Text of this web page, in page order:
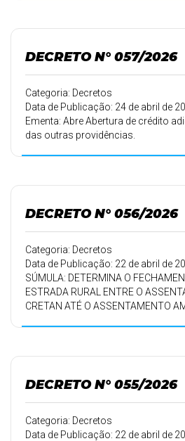
DECRETO N° 057/2026
Categoria: Decretos
Data de Publicação: 24 de abril de
Ementa: Abre Abertura de crédito
das outras providências.
DECRETO N° 056/2026
Categoria: Decretos
Data de Publicação: 22 de abril de
SÚMULA: DETERMINA O
ESTRADA RURAL ENTRE O
CRETAN ATÉ O ASSENTAMENTO
DECRETO N° 055/2026
Categoria: Decretos
Data de Publicação: 22 de abril de